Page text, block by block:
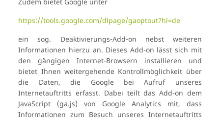
https://tools.google.com/dlpage/gaoptout?hl=de
ein sog. Deaktivierungs-Add-on nebst weiteren
Informationen hierzu an. Dieses Add-on lässt sich mit
den gängigen Internet-Browsern installieren und
bietet Ihnen weitergehende Kontrollmöglichkeit über
die Daten, die Google bei Aufruf unseres
Internetauftritts erfasst. Dabei teilt das Add-on dem
JavaScript (ga.js) von Google Analytics mit, dass
Informationen zum Besuch unseres Internetauftritts